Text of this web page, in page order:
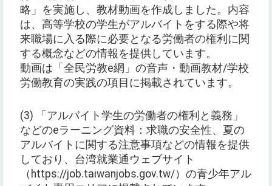
略」を実施し、教材動画を作成しました。内容
は、高等学校の学生がアルバイトをする際や将
来職場に入る際に必要となる労働者の権利に関
する概念などの情報を提供しています。
動画は「全民労教e網」の音声・動画教材/学校
労働教育の実践の項目に掲載されています。
(3) 「アルバイト学生の労働者の権利と義務」
などのeラーニング資料：求職の安全性、夏の
アルバイトに関する注意事項などの情報を提供
しており、台湾就業通ウェブサイト
（https://job.taiwanjobs.gov.tw/）の青少年アル